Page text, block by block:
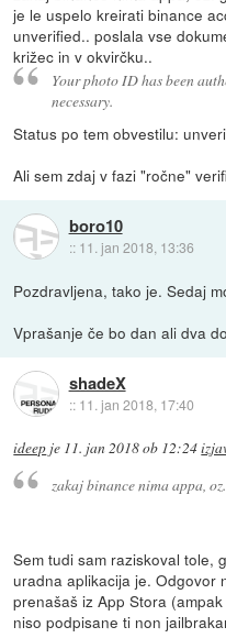
je le uspelo kreirati binance
unverified.. poslala vse
križec in v okvirčku..
Your photo ID has been
necessary.
Status po tem obvestilu:
Ali sem zdaj v fazi "ročne"
boro10
:: 11. jan 2018, 13:36
Pozdravljena, tako je. Sedaj
Vprašanje če bo dan ali dva
shadeX
:: 11. jan 2018, 17:40
ideep je 11. jan 2018 ob 12:24
zakaj binance nima appa,
Sem tudi sam raziskoval tole,
uradna aplikacija je. Odgovor
prenašaš iz App Stora
niso podpisane ti non